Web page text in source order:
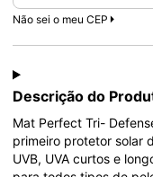
Não sei o meu CEP
Descrição do
Mat Perfect Tri-
primeiro protetor solar
UVB, UVA curtos e